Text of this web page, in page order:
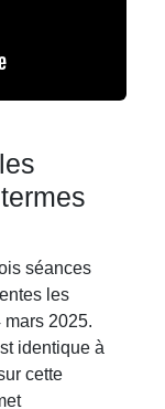
séances
les
mars 2025.
identique à
cette